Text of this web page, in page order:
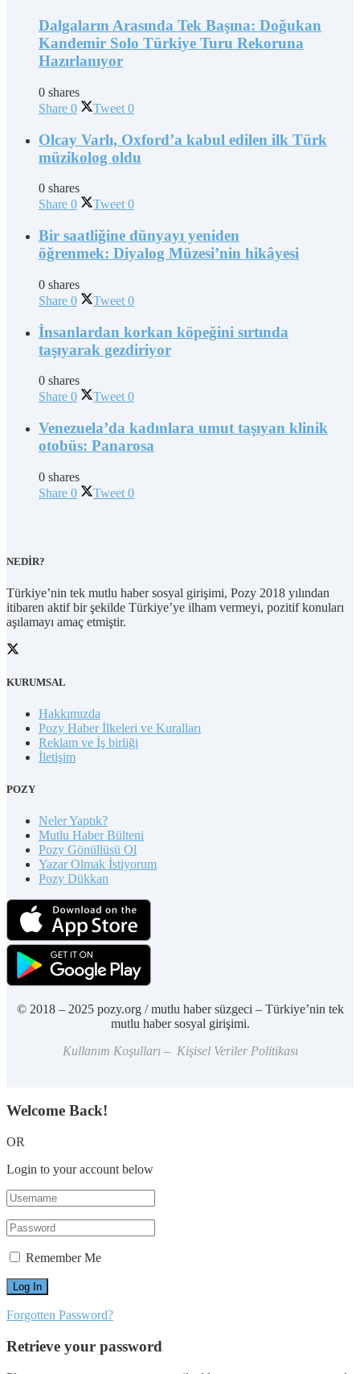
Dalgaların Arasında Tek Başına: Doğukan
Kandemir Solo Türkiye Turu Rekoruna
Hazırlanıyor
0 shares
Share 0 Tweet 0
Olcay Varlı, Oxford’a kabul edilen ilk Türk
müzikolog oldu
0 shares
Share 0 Tweet 0
Bir saatliğine dünyayı yeniden
öğrenmek: Diyalog Müzesi’nin hikâyesi
0 shares
Share 0 Tweet 0
İnsanlardan korkan köpeğini sırtında
taşıyarak gezdiriyor
0 shares
Share 0 Tweet 0
Venezuela’da kadınlara umut taşıyan klinik
otobüs: Panarosa
0 shares
Share 0 Tweet 0
NEDİR?
Türkiye’nin tek mutlu haber sosyal girişimi, Pozy 2018 yılından
itibaren aktif bir şekilde Türkiye’ye ilham vermeyi, pozitif konuları
aşılamayı amaç etmiştir.
KURUMSAL
Hakkımızda
Pozy Haber İlkeleri ve Kuralları
Reklam ve İş birliği
İletişim
POZY
Neler Yaptık?
Mutlu Haber Bülteni
Pozy Gönüllüsü Ol
Yazar Olmak İstiyorum
Pozy Dükkan
© 2018 – 2025 pozy.org / mutlu haber süzgeci – Türkiye’nin tek
mutlu haber sosyal girişimi.
Kullanım Koşulları – Kişisel Veriler Politikası
Welcome Back!
OR
Login to your account below
Remember Me
Forgotten Password?
Retrieve your password